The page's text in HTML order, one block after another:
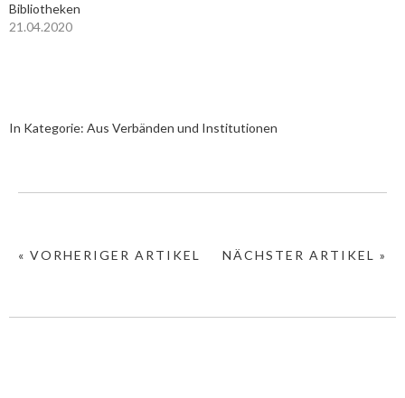
Bibliotheken
21.04.2020
In Kategorie: Aus Verbänden und Institutionen
NÄCHSTER ARTIKEL »
« VORHERIGER ARTIKEL